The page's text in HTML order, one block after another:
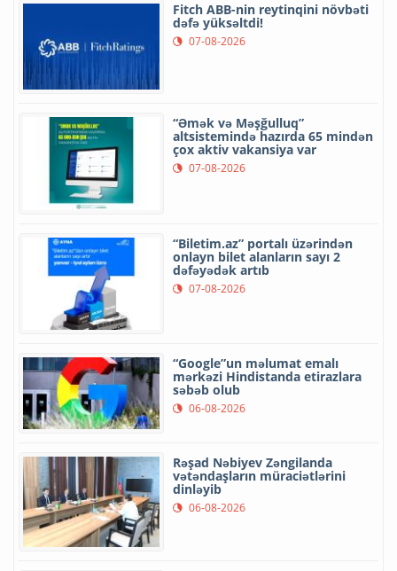
Fitch ABB-nin reytinqini növbəti
dəfə yüksəltdi!
07-08-2026
“Əmək və Məşğulluq”
altsistemində hazırda 65 mindən
çox aktiv vakansiya var
07-08-2026
“Biletim.az” portalı üzərindən
onlayn bilet alanların sayı 2
dəfəyədək artıb
07-08-2026
“Google”un məlumat emalı
mərkəzi Hindistanda etirazlara
səbəb olub
06-08-2026
Rəşad Nəbiyev Zəngilanda
vətəndaşların müraciətlərini
dinləyib
06-08-2026